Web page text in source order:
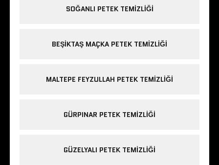
SOĞANLI PETEK TEMIZLIĞI
BEŞIKTAŞ MAÇKA PETEK TEMIZLIĞI
MALTEPE FEYZULLAH PETEK TEMIZLIĞI
GÜRPINAR PETEK TEMIZLIĞI
GÜZELYALI PETEK TEMIZLIĞI